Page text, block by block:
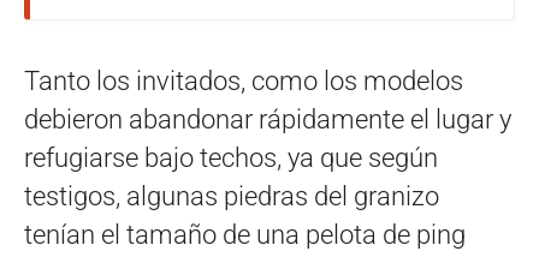
Tanto los invitados, como los modelos
debieron abandonar rápidamente el lugar y
refugiarse bajo techos, ya que según
testigos, algunas piedras del granizo
tenían el tamaño de una pelota de ping